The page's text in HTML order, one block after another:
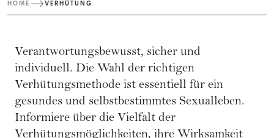
HOME VERHÜTUNG
Verantwortungsbewusst, sicher und
individuell. Die Wahl der richtigen
Verhütungsmethode ist essentiell für ein
gesundes und selbstbestimmtes Sexualleben.
Informiere über die Vielfalt der